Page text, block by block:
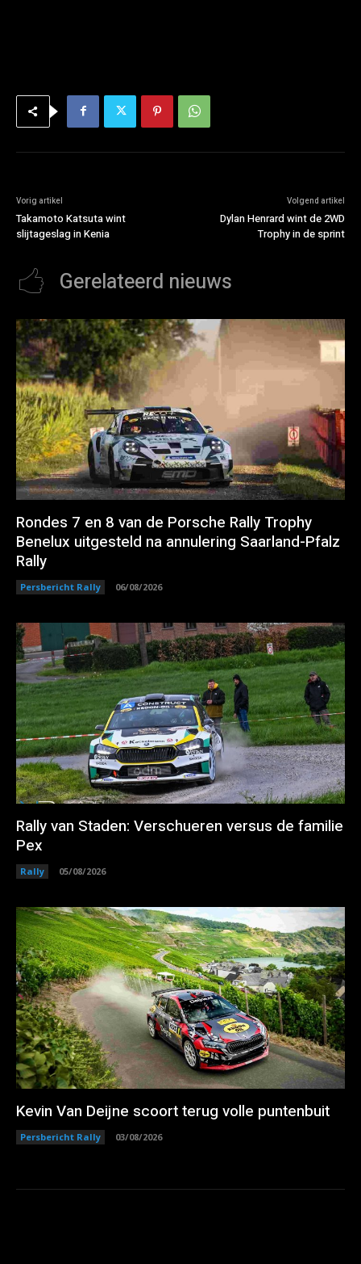
Vorig artikel
Takamoto Katsuta wint
slijtageslag in Kenia
Volgend artikel
Dylan Henrard wint de 2WD
Trophy in de sprint
Gerelateerd nieuws
Rondes 7 en 8 van de Porsche Rally Trophy
Benelux uitgesteld na annulering Saarland-Pfalz
Rally
Persbericht Rally 06/08/2026
Rally van Staden: Verschueren versus de familie
Pex
Rally 05/08/2026
Kevin Van Deijne scoort terug volle puntenbuit
Persbericht Rally 03/08/2026